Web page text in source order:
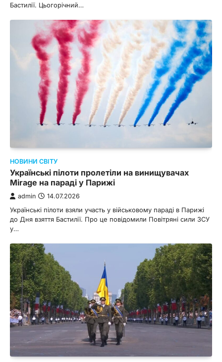
Бастилії. Цьогорічний…
НОВИНИ СВІТУ
Українські пілоти пролетіли на винищувачах
Mirage на параді у Парижі
admin 14.07.2026
Українські пілоти взяли участь у військовому параді в Парижі
до Дня взяття Бастилії. Про це повідомили Повітряні сили ЗСУ
у…